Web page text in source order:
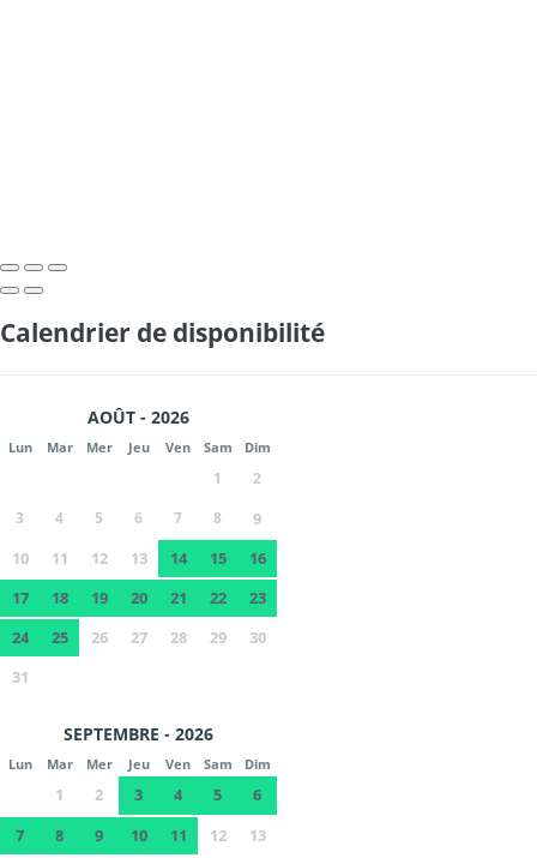
Calendrier de disponibilité
AOÛT - 2026
Lun Mar Mer Jeu Ven Sam Dim
1
2
3
4 5 6 7 8
9
10
11 12 13 14 15
16
17
18 19 20 21 22
23
24
25 26 27 28 29
30
31
SEPTEMBRE - 2026
Lun Mar Mer Jeu Ven Sam Dim
1 2 3 4 5
6
7
8 9 10 11 12 13